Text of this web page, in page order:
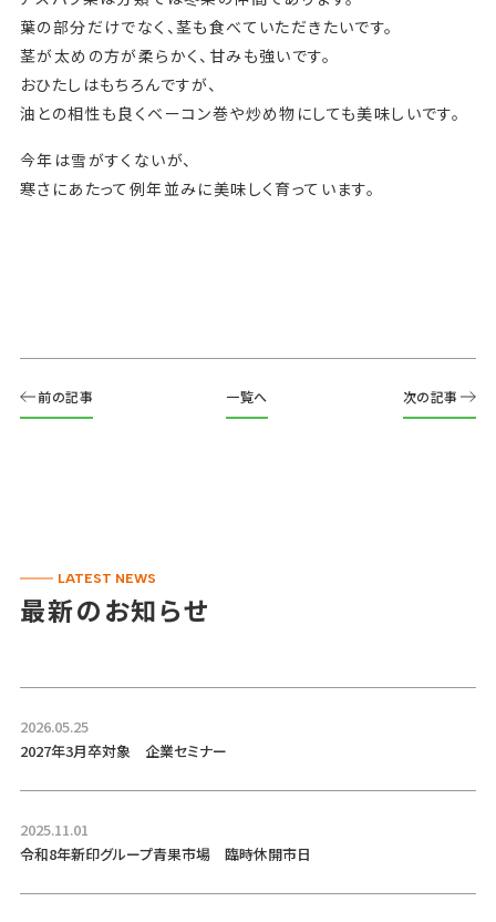
葉の部分だけでなく、茎も食べていただきたいです。
茎が太めの方が柔らかく、甘みも強いです。
おひたしはもちろんですが、
油との相性も良くベーコン巻や炒め物にしても美味しいです。
今年は雪がすくないが、
寒さにあたって例年並みに美味しく育っています。
前の記事 一覧へ 次の記事
LATEST NEWS
最新のお知らせ
2026.05.25
2027年3月卒対象 企業セミナー
2025.11.01
令和8年新印グループ青果市場 臨時休開市日